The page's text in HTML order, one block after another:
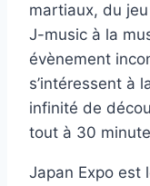
martiaux, du
J-music à la
évènement
s’intéressent à
infinité de
tout à 30
Japan Expo est